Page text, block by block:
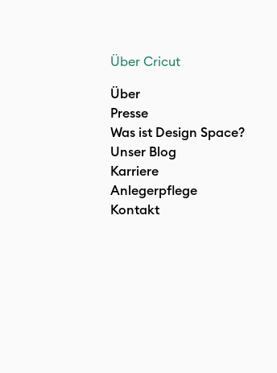
Über Cricut
Über
Presse
Was ist Design Space?
Unser Blog
Karriere
Anlegerpflege
Kontakt